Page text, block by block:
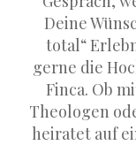
Deine
total“
gerne die
Finca. Ob
Theologen
heiratet auf